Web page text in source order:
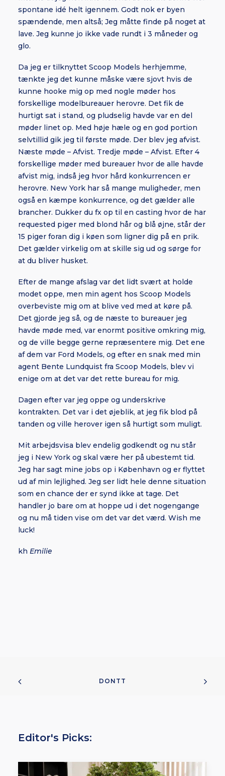
spontane idé helt igennem. Godt nok er byen
spændende, men altså; Jeg måtte finde på noget at
lave. Jeg kunne jo ikke vade rundt i 3 måneder og
glo.
Da jeg er tilknyttet Scoop Models herhjemme,
tænkte jeg det kunne måske være sjovt hvis de
kunne hooke mig op med nogle møder hos
forskellige modelbureauer herovre. Det fik de
hurtigt sat i stand, og pludselig havde var en del
møder linet op. Med høje hæle og en god portion
selvtillid gik jeg til første møde. Der blev jeg afvist.
Næste møde – Afvist. Tredje møde – Afvist. Efter 4
forskellige møder med bureauer hvor de alle havde
afvist mig, indså jeg hvor hård konkurrencen er
herovre. New York har så mange muligheder, men
også en kæmpe konkurrence, og det gælder alle
brancher. Dukker du fx op til en casting hvor de har
requested piger med blond hår og blå øjne, står der
15 piger foran dig i køen som ligner dig på en prik.
Det gælder virkelig om at skille sig ud og sørge for
at du bliver husket.
Efter de mange afslag var det lidt svært at holde
modet oppe, men min agent hos Scoop Models
overbeviste mig om at blive ved med at køre på.
Det gjorde jeg så, og de næste to bureauer jeg
havde møde med, var enormt positive omkring mig,
og de ville begge gerne repræsentere mig. Det ene
af dem var Ford Models, og efter en snak med min
agent Bente Lundquist fra Scoop Models, blev vi
enige om at det var det rette bureau for mig.
Dagen efter var jeg oppe og underskrive
kontrakten. Det var i det øjeblik, at jeg fik blod på
tanden og ville herover igen så hurtigt som muligt.
Mit arbejdsvisa blev endelig godkendt og nu står
jeg i New York og skal være her på ubestemt tid.
Jeg har sagt mine jobs op i København og er flyttet
ud af min lejlighed. Jeg ser lidt hele denne situation
som en chance der er synd ikke at tage. Det
handler jo bare om at hoppe ud i det nogengange
og nu må tiden vise om det var det værd. Wish me
luck!
kh Emilie
DONTT
Editor's Picks: